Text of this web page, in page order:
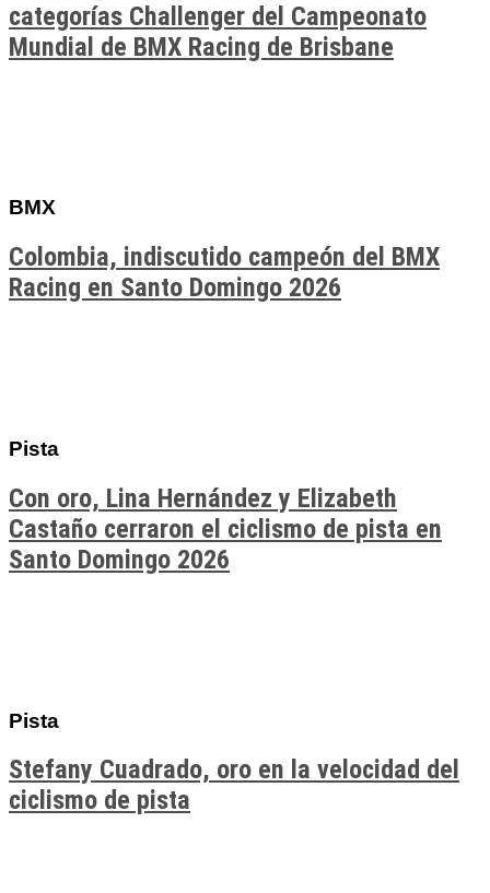
categorías Challenger del Campeonato
Mundial de BMX Racing de Brisbane
BMX
Colombia, indiscutido campeón del BMX
Racing en Santo Domingo 2026
Pista
Con oro, Lina Hernández y Elizabeth
Castaño cerraron el ciclismo de pista en
Santo Domingo 2026
Pista
Stefany Cuadrado, oro en la velocidad del
ciclismo de pista